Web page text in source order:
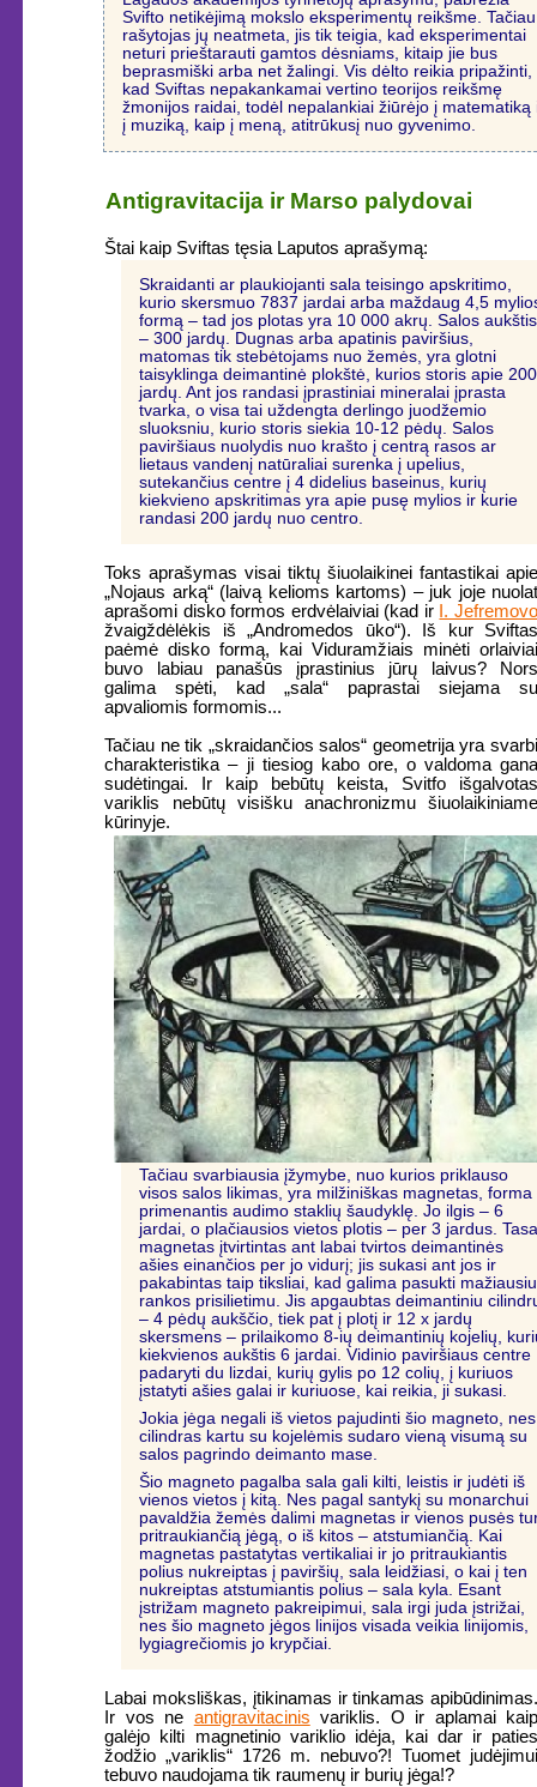
Svifto netikėjimą mokslo eksperimentų reikšme. Tačiau
rašytojas jų neatmeta, jis tik teigia, kad eksperimentai
neturi prieštarauti gamtos dėsniams, kitaip jie bus
beprasmiški arba net žalingi. Vis dėlto reikia pripažinti,
kad Sviftas nepakankamai vertino teorijos reikšmę
žmonijos raidai, todėl nepalankiai žiūrėjo į matematiką
į muziką, kaip į meną, atitrūkusį nuo gyvenimo.
Antigravitacija ir Marso palydovai
Štai kaip Sviftas tęsia Laputos aprašymą:
Skraidanti ar plaukiojanti sala teisingo apskritimo,
kurio skersmuo 7837 jardai arba maždaug 4,5
formą – tad jos plotas yra 10 000 akrų. Salos aukštis
– 300 jardų. Dugnas arba apatinis paviršius,
matomas tik stebėtojams nuo žemės, yra glotni
taisyklinga deimantinė plokštė, kurios storis apie 200
jardų. Ant jos randasi įprastiniai mineralai įprasta
tvarka, o visa tai uždengta derlingo juodžemio
sluoksniu, kurio storis siekia 10-12 pėdų. Salos
paviršiaus nuolydis nuo krašto į centrą rasos ar
lietaus vandenį natūraliai surenka į upelius,
sutekančius centre į 4 didelius baseinus, kurių
kiekvieno apskritimas yra apie pusę mylios ir kurie
randasi 200 jardų nuo centro.
Toks aprašymas visai tiktų šiuolaikinei fantastikai apie
„Nojaus arką“ (laivą kelioms kartoms) – juk joje nuolat
aprašomi disko formos erdvėlaiviai (kad ir I.
žvaigždėlėkis iš „Andromedos ūko“). Iš kur Sviftas
paėmė disko formą, kai Viduramžiais minėti orlaiviai
buvo labiau panašūs įprastinius jūrų laivus? Nors
galima spėti, kad „sala“ paprastai siejama su
apvaliomis formomis...
Tačiau ne tik „skraidančios salos“ geometrija yra svarbi
charakteristika – ji tiesiog kabo ore, o valdoma gana
sudėtingai. Ir kaip bebūtų keista, Svitfo išgalvotas
variklis nebūtų visišku anachronizmu šiuolaikiniame
kūrinyje.
Tačiau svarbiausia įžymybe, nuo kurios priklauso
visos salos likimas, yra milžiniškas magnetas, forma
primenantis audimo staklių šaudyklę. Jo ilgis – 6
jardai, o plačiausios vietos plotis – per 3 jardus.
magnetas įtvirtintas ant labai tvirtos deimantinės
ašies einančios per jo vidurį; jis sukasi ant jos ir
pakabintas taip tiksliai, kad galima pasukti mažiausiu
rankos prisilietimu. Jis apgaubtas deimantiniu
– 4 pėdų aukščio, tiek pat į plotį ir 12 x jardų
skersmens – prilaikomo 8-ių deimantinių kojelių,
kiekvienos aukštis 6 jardai. Vidinio paviršiaus centre
padaryti du lizdai, kurių gylis po 12 colių, į kuriuos
įstatyti ašies galai ir kuriuose, kai reikia, ji sukasi.
Jokia jėga negali iš vietos pajudinti šio magneto, nes
cilindras kartu su kojelėmis sudaro vieną visumą su
salos pagrindo deimanto mase.
Šio magneto pagalba sala gali kilti, leistis ir judėti iš
vienos vietos į kitą. Nes pagal santykį su monarchui
pavaldžia žemės dalimi magnetas ir vienos pusės
pritraukiančią jėgą, o iš kitos – atstumiančią. Kai
magnetas pastatytas vertikaliai ir jo pritraukiantis
polius nukreiptas į paviršių, sala leidžiasi, o kai į ten
nukreiptas atstumiantis polius – sala kyla. Esant
įstrižam magneto pakreipimui, sala irgi juda įstrižai,
nes šio magneto jėgos linijos visada veikia linijomis,
lygiagrečiomis jo krypčiai.
Labai moksliškas, įtikinamas ir tinkamas apibūdinimas.
Ir vos ne antigravitacinis variklis. O ir aplamai kaip
galėjo kilti magnetinio variklio idėja, kai dar ir paties
žodžio „variklis“ 1726 m. nebuvo?! Tuomet judėjimui
tebuvo naudojama tik raumenų ir burių jėga!?